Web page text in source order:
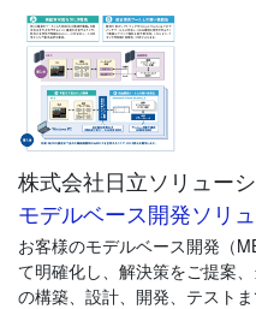
・モデルベースシステムズエ
・モデルベースモデリング（プ
・シミュレーション開発環境構
・検証環境自動化（テストシ
等の包括的なソリューション
※資料送付をご希望される場合
株式会社日立ソリュー
モデルベース開発ソリ
お客様のモデルベース開発（
て明確化し、解決策をご提案
の構築、設計、開発、テスト